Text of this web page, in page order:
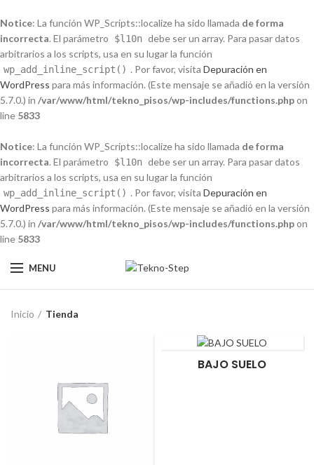
Notice: La función WP_Scripts::localize ha sido llamada de forma
incorrecta. El parámetro $l10n debe ser un array. Para pasar datos
arbitrarios a los scripts, usa en su lugar la función
wp_add_inline_script() . Por favor, visita Depuración en
WordPress para más información. (Este mensaje se añadió en la versión
5.7.0.) in /var/www/html/tekno_pisos/wp-includes/functions.phpon
line 5833
Notice: La función WP_Scripts::localize ha sido llamada de forma
incorrecta. El parámetro $l10n debe ser un array. Para pasar datos
arbitrarios a los scripts, usa en su lugar la función
wp_add_inline_script() . Por favor, visita Depuración en
WordPress para más información. (Este mensaje se añadió en la versión
5.7.0.) in /var/www/html/tekno_pisos/wp-includes/functions.phpon
line 5833
MENU
Inicio Tienda
BAJO SUELO